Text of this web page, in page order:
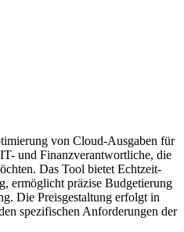
von Cloud-Ausgaben für
und Finanzverantwortliche, die
Das Tool bietet Echtzeit-
ermöglicht präzise Budgetierung
Die Preisgestaltung erfolgt in
spezifischen Anforderungen der